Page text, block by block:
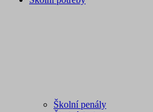
Školní penály